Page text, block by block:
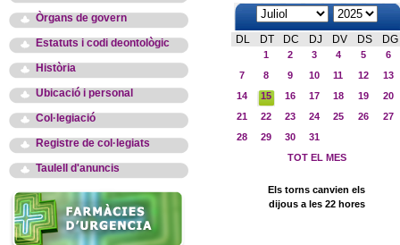
Òrgans de govern
Estatuts i codi deontològic
Història
Ubicació i personal
Col·legiació
Registre de col·legiats
Taulell d'anuncis
DL DT DC DJ DV DS DG
1 2 3 4 5
6
7
8 9 10 11 12
13
14
15 16 17 18 19
20
21
22 23 24 25 26
27
28
29 30
31
TOT EL MES
Els torns canvien els
dijous a les 22 hores